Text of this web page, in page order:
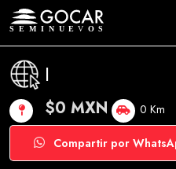
|
$0 MXN 0 Km
Compartir por